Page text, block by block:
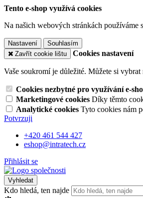
Tento e-shop využívá cookies
Na našich webových stránkách používáme
Nastavení
Souhlasím
Zavřít cookie lištu
Cookies nastavení
Vaše soukromí je důležité. Můžete si vybrat
Cookies nezbytné pro využívání e-
Marketingové cookies Díky těmto
Analytické cookies Tyto cookies nám
Potvrzuji
+420 461 544 427
eshop@intratech.cz
Přihlásit se
Vyhledat
Kdo hledá, ten najde